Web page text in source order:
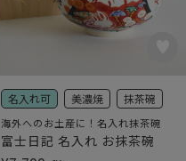
名入れ可 美濃焼 抹茶碗
海外へのお土産に！名入れ抹茶碗
富士日記 名入れ お抹茶碗